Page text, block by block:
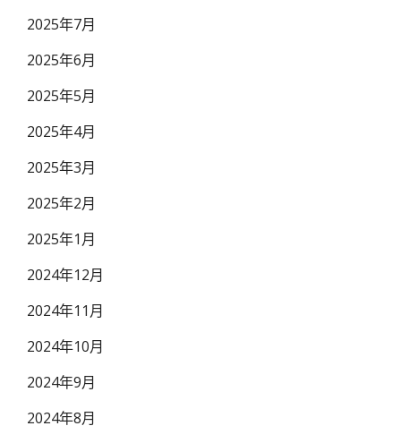
2025年7月
2025年6月
2025年5月
2025年4月
2025年3月
2025年2月
2025年1月
2024年12月
2024年11月
2024年10月
2024年9月
2024年8月